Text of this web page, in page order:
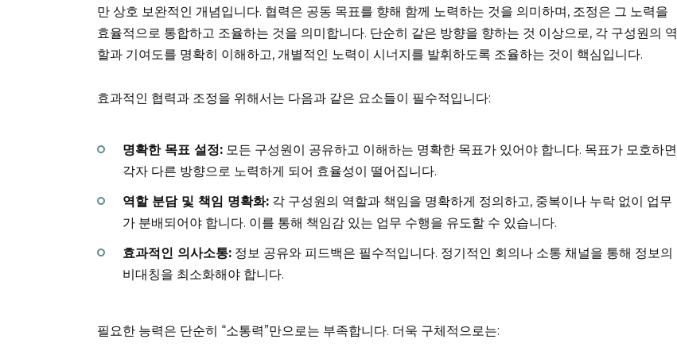
만 상호 보완적인 개념입니다. 협력은 공동 목표를 향해 함께 노력하는 것을 의미하며, 조정은 그 노력을
효율적으로 통합하고 조율하는 것을 의미합니다. 단순히 같은 방향을 향하는 것 이상으로, 각 구성원의 역
할과 기여도를 명확히 이해하고, 개별적인 노력이 시너지를 발휘하도록 조율하는 것이 핵심입니다.
효과적인 협력과 조정을 위해서는 다음과 같은 요소들이 필수적입니다:
명확한 목표 설정: 모든 구성원이 공유하고 이해하는 명확한 목표가 있어야 합니다. 목표가 모호하면
각자 다른 방향으로 노력하게 되어 효율성이 떨어집니다.
역할 분담 및 책임 명확화: 각 구성원의 역할과 책임을 명확하게 정의하고, 중복이나 누락 없이 업무
가 분배되어야 합니다. 이를 통해 책임감 있는 업무 수행을 유도할 수 있습니다.
효과적인 의사소통: 정보 공유와 피드백은 필수적입니다. 정기적인 회의나 소통 채널을 통해 정보의
비대칭을 최소화해야 합니다.
필요한 능력은 단순히 “소통력”만으로는 부족합니다. 더욱 구체적으로는: